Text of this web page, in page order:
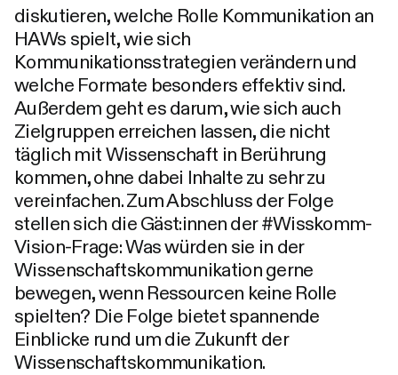
diskutieren, welche Rolle Kommunikation an
HAWs spielt, wie sich
Kommunikationsstrategien verändern und
welche Formate besonders effektiv sind.
Außerdem geht es darum, wie sich auch
Zielgruppen erreichen lassen, die nicht
täglich mit Wissenschaft in Berührung
kommen, ohne dabei Inhalte zu sehr zu
vereinfachen. Zum Abschluss der Folge
stellen sich die Gäst:innen der #Wisskomm-
Vision-Frage: Was würden sie in der
Wissenschaftskommunikation gerne
bewegen, wenn Ressourcen keine Rolle
spielten? Die Folge bietet spannende
Einblicke rund um die Zukunft der
Wissenschaftskommunikation.